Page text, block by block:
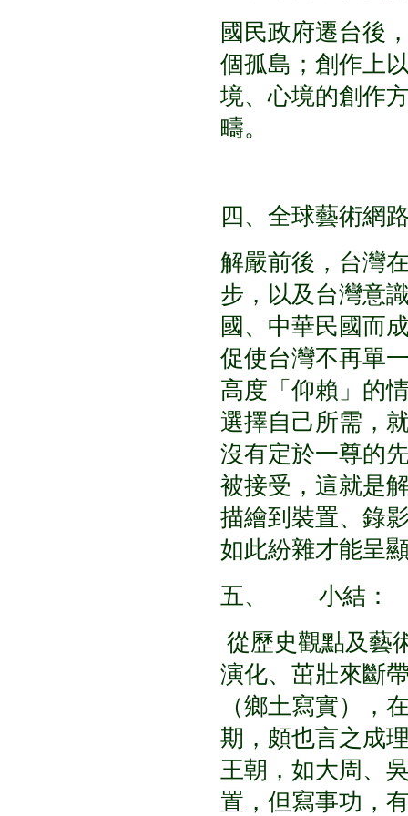
國民政府遷台後
個孤島；創作上
境、心境的創作
疇。
四、全球藝術網
解嚴前後，台灣
步，以及台灣意
國、中華民國而
促使台灣不再單
高度「仰賴」的
選擇自己所需，
沒有定於一尊的
被接受，這就是
描繪到裝置、錄
如此紛雜才能呈
五、 小結：
從歷史觀點及藝
演化、茁壯來斷
（鄉土寫實），
期，頗也言之成
王朝，如大周、
置，但寫事功，